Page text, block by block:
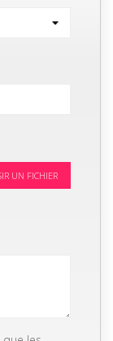
UN FICHIER